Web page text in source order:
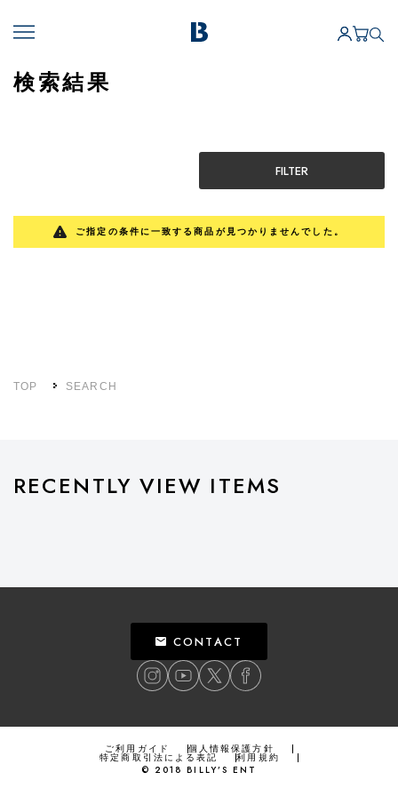
検索結果
FILTER
ご指定の条件に一致する商品が見つかりませんでした。
TOP SEARCH
RECENTLY VIEW ITEMS
CONTACT
ご利用ガイド 個人情報保護方針
特定商取引法による表記
利用規約
© 2018 BILLY’S ENT